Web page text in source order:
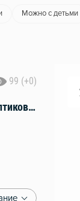
Можно с детьми
99 (+0)
Семейная квартира у метро"Беговая" на Оптиков 34 к 1